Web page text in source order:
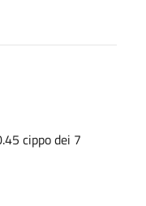
cippo dei 7